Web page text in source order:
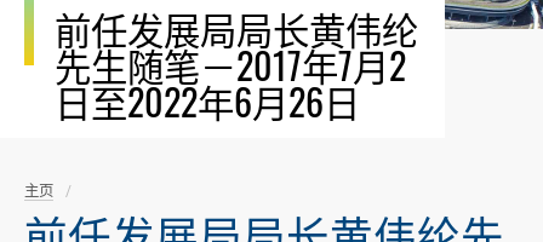
前任发展局局长黄伟纶
先生随笔－2017年7月2
日至2022年6月26日
主页